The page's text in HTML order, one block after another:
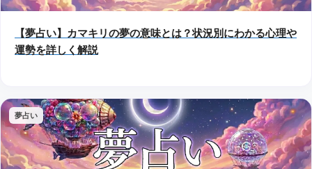
【夢占い】カマキリの夢の意味とは？状況別にわかる心理や
運勢を詳しく解説
夢占い